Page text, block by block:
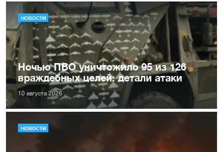
НОВОСТИ
Ночью ПВО уничтожило 95 из 126
враждебных целей: детали атаки
10 августа 2026
НОВОСТИ